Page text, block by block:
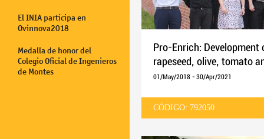
El INIA participa en
Ovinnova2018
Medalla de honor del
Colegio Oficial de Ingenieros
de Montes
Pro-Enrich:
rapeseed, olive, tomato
pet food and adhesives
01/May/2018 - 30/Apr/2021
CÓDIGO: 792050